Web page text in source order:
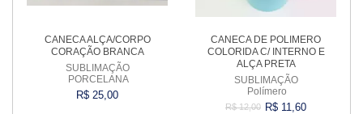
CANECA ALÇA/CORPO
CORAÇÃO BRANCA
SUBLIMAÇÃO
PORCELANA
R$ 25,00
CANECA DE POLIMERO
COLORIDA C/ INTERNO E
ALÇA PRETA
SUBLIMAÇÃO
Polímero
R$ 12,00 R$ 11,60